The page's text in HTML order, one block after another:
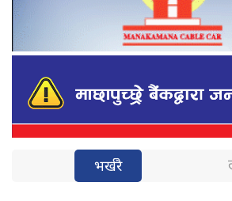
भर्खरै